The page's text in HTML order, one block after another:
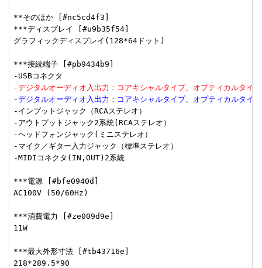
**そのほか [#nc5cd4f3]
***ディスプレイ [#u9b35f54]
グラフィックディスプレイ(128*64ドット)
***接続端子 [#pb9434b9]
-デジタルオーディオ入出力：コアキシャルタイプ、オプティカルタイプ
-デジタルオーディオ入出力：コアキシャルタイプ、オプティカルタイ
-インプットジャック（RCAステレオ）
-アウトプットジャック2系統(RCAステレオ）
-ヘッドフォンジャック(ミニステレオ）
-マイク／ギター入力ジャック（標準ステレオ）
-MIDIコネクタ(IN,OUT)2系統
***電源 [#bfe0940d]
AC100V (50/60Hz)
***消費電力 [#ze009d9e]
11W
***最大外形寸法 [#tb43716e]
218*289.5*90